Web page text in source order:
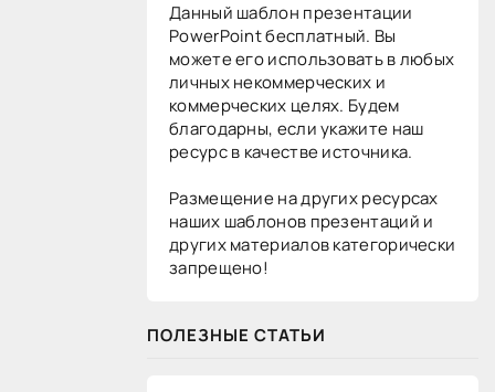
Данный шаблон презентации
PowerPoint бесплатный. Вы
можете его использовать в любых
личных некоммерческих и
коммерческих целях. Будем
благодарны, если укажите наш
ресурс в качестве источника.
Размещение на других ресурсах
наших шаблонов презентаций и
других материалов категорически
запрещено!
ПОЛЕЗНЫЕ СТАТЬИ